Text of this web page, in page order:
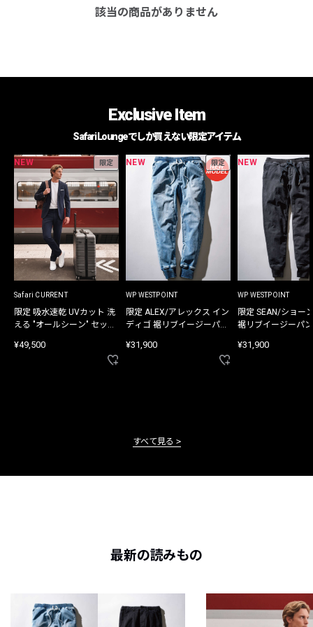
該当の商品がありません
Exclusive Item
Safari Loungeでしか買えない限定アイテム
NEW 限定
Safari CURRENT
限定 吸水速乾 UVカット 洗
える "オールシーン" セット
¥49,500
NEW 限定
WP WESTPOINT
限定 ALEX/アレックス イン
ディゴ 裾リブイージーパン
¥31,900
NEW
WP WESTPOINT
限定 SEAN/ショー
裾リブイージーパ
¥31,900
すべて見る
最新の読みもの